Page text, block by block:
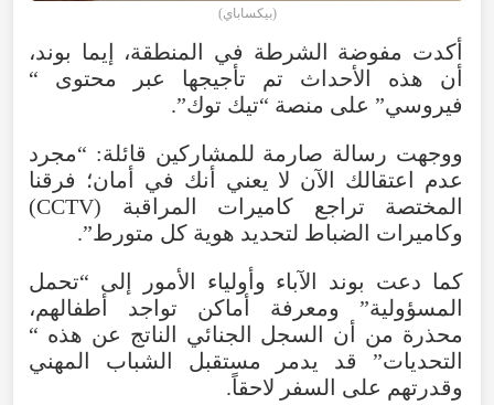
(بيكساباي)
أكدت مفوضة الشرطة في المنطقة، إيما بوند،
أن
هذه الأحداث تم تأجيجها عبر محتوى “
فيروسي” على منصة “تيك توك”.
ووجهت رسالة صارمة للمشاركين قائلة: “مجرد
عدم
اعتقالك الآن لا يعني أنك في أمان؛ فرقنا
المختصة
تراجع كاميرات المراقبة (
CCTV
)
وكاميرات الضباط لتحديد هوية كل متورط”.
كما دعت بوند الآباء وأولياء الأمور إلى “تحمل
المسؤولية” ومعرفة أماكن تواجد أطفالهم،
محذرة من أن السجل الجنائي الناتج عن هذه “
التحديات” قد يدمر مستقبل الشباب
المهني
وقدرتهم على السفر لاحقاً.